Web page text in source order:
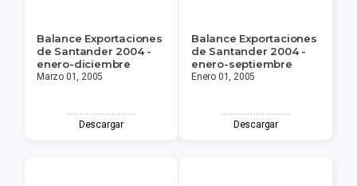
Balance Exportaciones
de Santander 2004 -
enero-diciembre
Marzo 01, 2005
Descargar
Balance Exportaciones
de Santander 2004 -
enero-septiembre
Enero 01, 2005
Descargar